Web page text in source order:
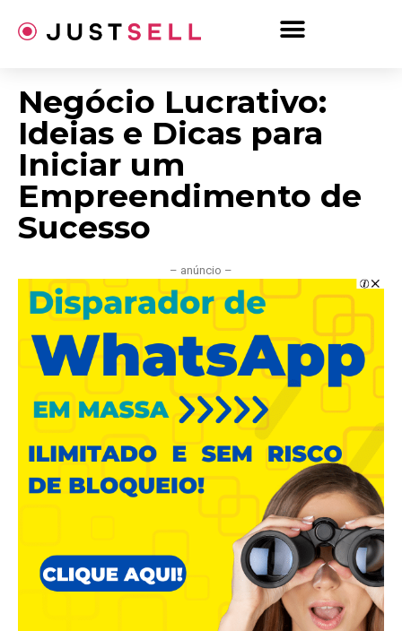
para
Negócio Lucrativo:
Ideias e Dicas para
Iniciar um
Empreendimento de
Sucesso
– anúncio –